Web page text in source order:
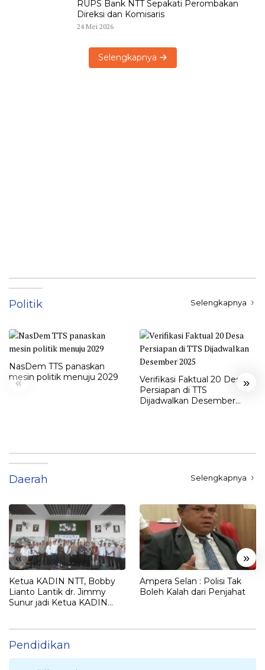
RUPS Bank NTT Sepakati Perombakan
Direksi dan Komisaris
24 Mei 2026
Selengkapnya
Politik Selengkapnya
« »
NasDem TTS panaskan
mesin politik menuju 2029
Verifikasi Faktual 20 Desa
Persiapan di TTS
Dijadwalkan Desember
Daerah Selengkapnya
« »
Ketua KADIN NTT, Bobby
Lianto Lantik dr. Jimmy
Sunur jadi Ketua KADIN
Ampera Selan : Polisi Tak
Boleh Kalah dari Penjahat
Pendidikan